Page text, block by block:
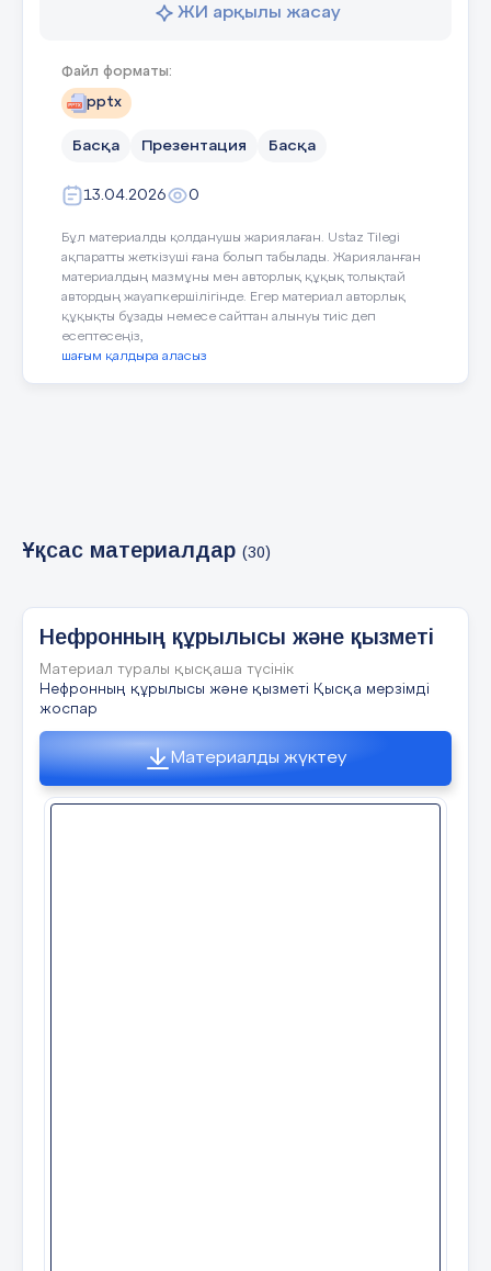
ЖИ арқылы жасау
Файл форматы:
pptx
Басқа Презентация Басқа
13.04.2026 0
Бұл материалды қолданушы жариялаған. Ustaz Tilegi
ақпаратты жеткізуші ғана болып табылады. Жарияланған
материалдың мазмұны мен авторлық құқық толықтай
автордың жауапкершілігінде. Егер материал авторлық
құқықты бұзады немесе сайттан алынуы тиіс деп
есептесеңіз,
шағым қалдыра аласыз
Ұқсас материалдар (30)
Нефронның құрылысы және қызметі
Материал туралы қысқаша түсінік
Нефронның құрылысы және қызметі Қысқа мерзімді
жоспар
Материалды жүктеу